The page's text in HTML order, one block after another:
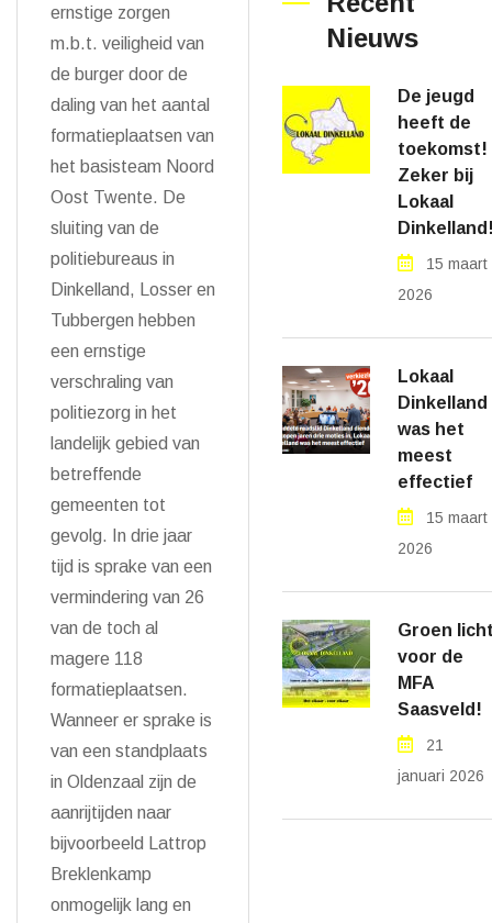
ernstige zorgen
m.b.t. veiligheid van
de burger door de
daling van het aantal
formatieplaatsen van
het basisteam Noord
Oost Twente. De
sluiting van de
politiebureaus in
Dinkelland, Losser en
Tubbergen hebben
een ernstige
verschraling van
politiezorg in het
landelijk gebied van
betreffende
gemeenten tot
gevolg. In drie jaar
tijd is sprake van een
vermindering van 26
van de toch al
magere 118
formatieplaatsen.
Wanneer er sprake is
van een standplaats
in Oldenzaal zijn de
aanrijtijden naar
bijvoorbeeld Lattrop
Breklenkamp
onmogelijk lang en
Nieuws
De jeugd
heeft de
toekomst!
Zeker bij
Lokaal
15 maart
2026
Lokaal
Dinkelland
was het
meest
effectief
15 maart
2026
Groen
voor de
MFA
Saasveld!
21
januari 2026